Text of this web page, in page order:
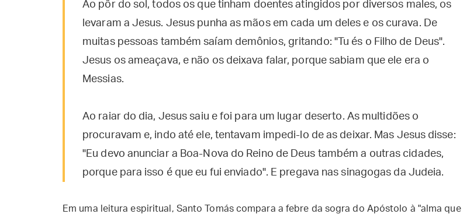
Ao pôr do sol, todos os que tinham doentes atingidos por diversos males, os
levaram a Jesus. Jesus punha as mãos em cada um deles e os curava. De
muitas pessoas também saíam demônios, gritando: "Tu és o Filho de Deus".
Jesus os ameaçava, e não os deixava falar, porque sabiam que ele era o
Messias.
Ao raiar do dia, Jesus saiu e foi para um lugar deserto. As multidões o
procuravam e, indo até ele, tentavam impedi-lo de as deixar. Mas Jesus disse:
"Eu devo anunciar a Boa-Nova do Reino de Deus também a outras cidades,
porque para isso é que eu fui enviado". E pregava nas sinagogas da Judeia.
Em uma leitura espiritual, Santo Tomás compara a febre da sogra do Apóstolo à "alma que